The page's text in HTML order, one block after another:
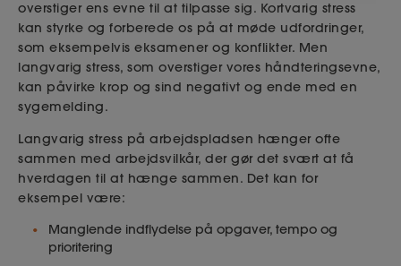
Dokumenter.dk
overstiger ens evne til at tilpasse sig. Kortvarig stress
kan styrke og forberede os på at møde udfordringer,
som eksempelvis eksamener og konflikter. Men
langvarig stress, som overstiger vores håndteringsevne,
kan påvirke krop og sind negativt og ende med en
sygemelding.
Langvarig stress på arbejdspladsen hænger ofte
sammen med arbejdsvilkår, der gør det svært at få
hverdagen til at hænge sammen. Det kan for
eksempel være:
Manglende indflydelse på opgaver, tempo og
prioritering